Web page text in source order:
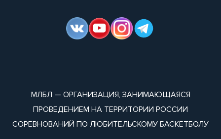
МЛБЛ — ОРГАНИЗАЦИЯ, ЗАНИМАЮЩАЯСЯ
ПРОВЕДЕНИЕМ НА ТЕРРИТОРИИ РОССИИ
СОРЕВНОВАНИЙ ПО ЛЮБИТЕЛЬСКОМУ БАСКЕТБОЛУ